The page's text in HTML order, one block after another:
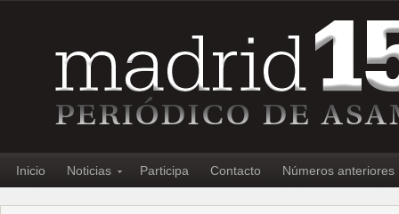
Inicio Noticias Participa Contacto Números anteriores